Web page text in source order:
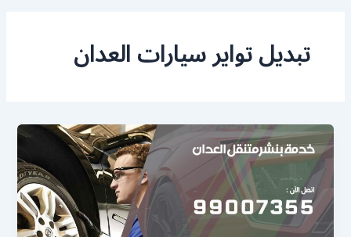
تبديل تواير سيارات العدان